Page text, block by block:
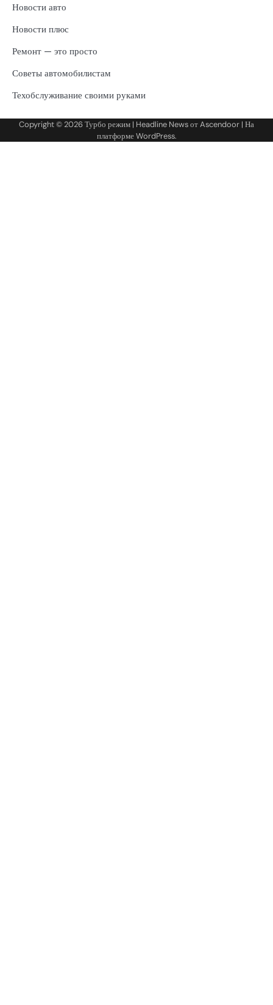
Новости авто
Новости плюс
Ремонт — это просто
Советы автомобилистам
Техобслуживание своими руками
Copyright © 2026Турбо режим | Headline News отAscendoor | На
платформеWordPress.